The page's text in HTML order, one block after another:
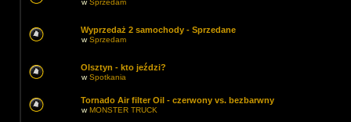
wSprzedam
Wyprzedaż 2 samochody - Sprzedane
wSprzedam
Olsztyn - kto jeździ?
wSpotkania
Tornado Air filter Oil - czerwony vs. bezbarwny
wMONSTER TRUCK